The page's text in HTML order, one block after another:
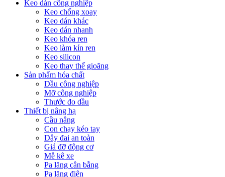
Keo dán công nghiệp
Keo chống xoay
Keo dán khác
Keo dán nhanh
Keo khóa ren
Keo làm kín ren
Keo silicon
Keo thay thế gioăng
Sản phẩm hóa chất
Dầu công nghiệp
Mỡ công nghiệp
Thước đo dầu
Thiết bị nâng hạ
Cầu nâng
Con chạy kéo tay
Dây đai an toàn
Giá đỡ động cơ
Mễ kê xe
Pa lăng cân bằng
Pa lăng điện